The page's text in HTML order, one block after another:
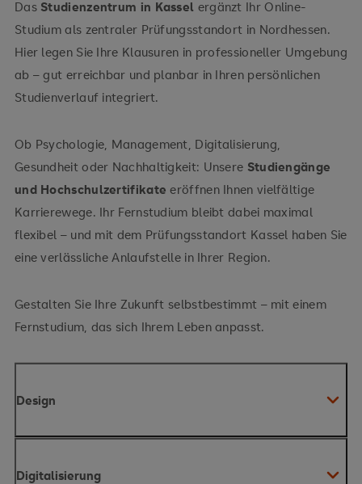
Bahnhof Kassel-
Wilhelmshöhe
RB5
(Richtung Fulda)
S-Bahn RT5 (Richtung
Frankfurt am Main)
RE39 (Richtung Bad
Wildungen)
Richtung Kassel und fahren Sie am
Autobahndreieck Kassel-Mitte ab. Folgen Sie
Wilhelmshöhe bzw. Wilhelmshöher Allee.
erreichen Sie Kassel aus Richtung Dortmund oder
Paderborn. Nehmen Sie die Ausfahrt Kassel-
Wilhelmshöhe und folgen Sie der Beschilderung
zur Wilhelmshöher Allee.
Das Studienzentrum in Kassel ergänzt Ihr Online-
Studium als zentraler Prüfungsstandort in Nordhessen.
Hier legen Sie Ihre Klausuren in professioneller Umgebung
ab – gut erreichbar und planbar in Ihren persönlichen
Studienverlauf integriert.
Ob Psychologie, Management, Digitalisierung,
Gesundheit oder Nachhaltigkeit: Unsere Studiengänge
und Hochschulzertifikate eröffnen Ihnen vielfältige
Karrierewege. Ihr Fernstudium bleibt dabei maximal
flexibel – und mit dem Prüfungsstandort Kassel haben Sie
eine verlässliche Anlaufstelle in Ihrer Region.
Gestalten Sie Ihre Zukunft selbstbestimmt – mit einem
Fernstudium, das sich Ihrem Leben anpasst.
Design
Digitalisierung